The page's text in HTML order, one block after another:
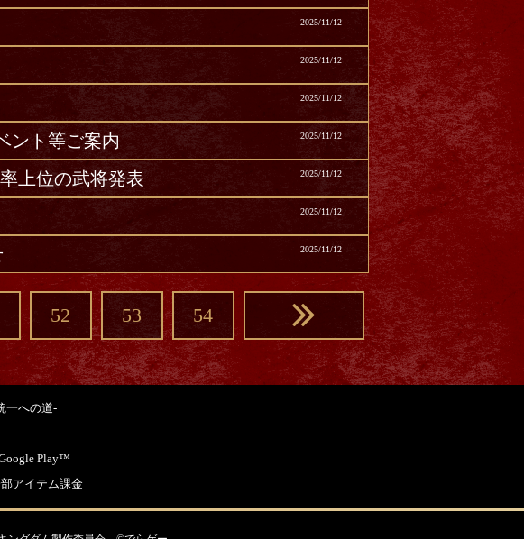
2025/11/12
2025/11/12
2025/11/12
ント等ご案内 2025/11/12
上位の武将発表 2025/11/12
2025/11/12
2025/11/12
52 53 54
一への道-
Play™
アイテム課金